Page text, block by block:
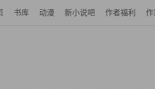
书库 动漫 新小说吧 作者福利 作